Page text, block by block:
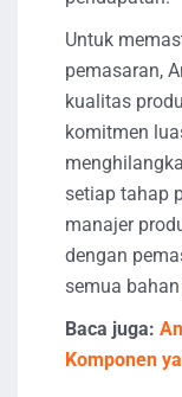
Untuk
pemasaran,
kualitas
komitmen
setiap tahap
manajer
dengan
semua
Baca juga:
Komponen